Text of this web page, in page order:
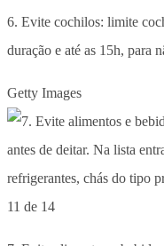
6. Evite cochilos: limite
duração e até as 15h, para
Getty Images
11 de 14